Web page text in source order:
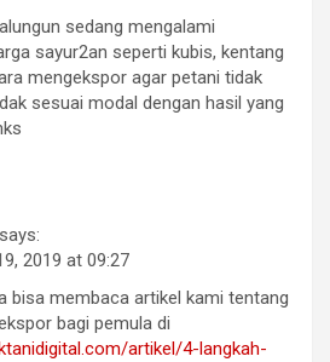
sedang mengalami
sayur2an seperti kubis, kentang
mengekspor agar petani tidak
sesuai modal dengan hasil yang
says:
2019 at 09:27
bisa membaca artikel kami tentang
bagi pemula di
artikel/4-langkah-